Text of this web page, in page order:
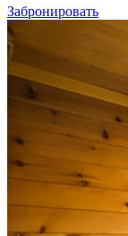
Забронировать